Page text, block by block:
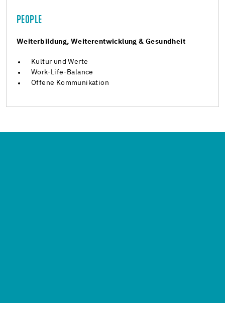
PEOPLE
Weiterbildung, Weiterentwicklung & Gesundheit
Kultur und Werte
Work-Life-Balance
Offene Kommunikation